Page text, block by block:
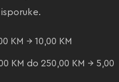
isporuke.
KM → 10,00 KM
KM do 250,00 KM → 5,00